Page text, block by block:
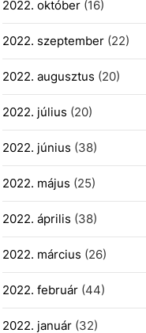
2022. október(16)
2022. szeptember(22)
2022. augusztus (20)
2022. július (20)
2022. június (38)
2022. május (25)
2022. április (38)
2022. március (26)
2022. február(44)
2022. január(32)